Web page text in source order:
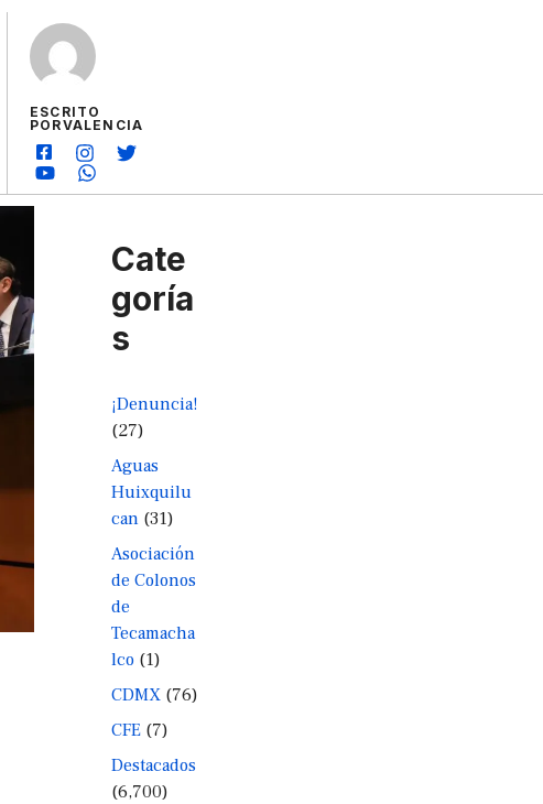
ESCRITO
PORVALENCIA
Cate
goría
s
¡Denuncia!
(27)
Aguas
Huixquilu
can (31)
Asociación
de Colonos
de
Tecamacha
lco (1)
CDMX (76)
CFE (7)
Destacados
(6,700)